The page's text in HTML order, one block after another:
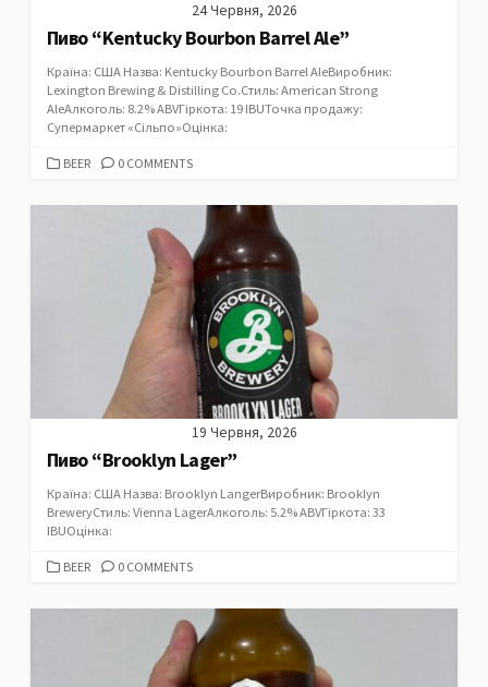
24 Червня, 2026
Пиво “Kentucky Bourbon Barrel Ale”
Країна: США Назва: Kentucky Bourbon Barrel AleВиробник:
Lexington Brewing & Distilling Co.Стиль: American Strong
AleАлкоголь: 8.2% ABVГіркота: 19 IBUТочка продажу:
Супермаркет «Сільпо»Оцінка:
CATEGORIES
BEER 0 COMMENTS
19 Червня, 2026
Пиво “Brooklyn Lager”
Країна: США Назва: Brooklyn LangerВиробник: Brooklyn
BreweryСтиль: Vienna LagerАлкоголь: 5.2% ABVГіркота: 33
IBUОцінка:
CATEGORIES
BEER 0 COMMENTS